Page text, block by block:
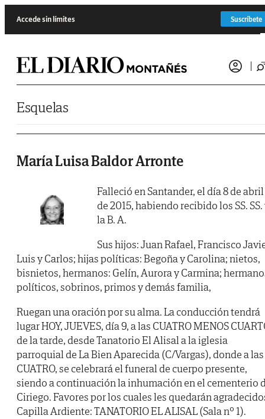
Accede sin límites Suscríbete
Esquelas
María Luisa Baldor Arronte
Falleció en Santander, el día 8 de abril
de 2015, habiendo recibido los SS. SS.
la B. A.
Sus hijos: Juan Rafael, Francisco
Luis y Carlos; hijas políticas: Begoña y Carolina; nietos,
bisnietos, hermanos: Gelín, Aurora y Carmina;
políticos, sobrinos, primos y demás familia,
Ruegan una oración por su alma. La conducción tendrá
lugar HOY, JUEVES, día 9, a las CUATRO MENOS
de la tarde, desde Tanatorio El Alisal a la iglesia
parroquial de La Bien Aparecida (C/Vargas), donde a las
CUATRO, se celebrará el funeral de cuerpo presente,
siendo a continuación la inhumación en el cementerio
Ciriego. Favores por los cuales les quedarán
Capilla Ardiente: TANATORIO EL ALISAL (Sala nº 1).